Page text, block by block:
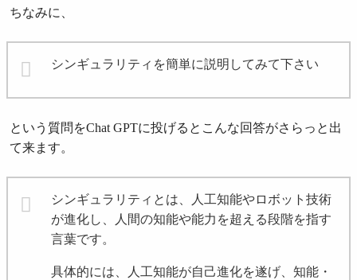
ちなみに、
シンギュラリティを簡単に説明してみて下さい
という質問をChat GPTに投げるとこんな回答がさらっと出
て来ます。
シンギュラリティとは、人工知能やロボット技術
が進化し、人間の知能や能力を超える段階を指す
言葉です。
具体的には、人工知能が自己進化を遂げ、知能・